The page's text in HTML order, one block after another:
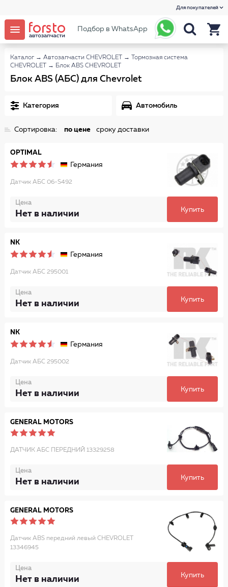
Для покупателей
Подбор в WhatsApp
Каталог → Автозапчасти CHEVROLET →
Тормозная система
CHEVROLET
→ Блок ABS CHEVROLET
Блок ABS (АБС) для Chevrolet
Категория Автомобиль
Сортировка: по цене сроку доставки
OPTIMAL
Германия
Датчик АБС 06-S492
Цена
Нет в наличии Купить
NK
Германия
Датчик АБС 295001
Цена
Нет в наличии Купить
NK
Германия
Датчик АБС 295002
Цена
Нет в наличии Купить
GENERAL MOTORS
ДАТЧИК AБС ПЕРЕДНИЙ 13329258
Цена
Нет в наличии Купить
GENERAL MOTORS
Датчик ABS передний левый CHEVROLET
13346945
Цена
Нет в наличии Купить